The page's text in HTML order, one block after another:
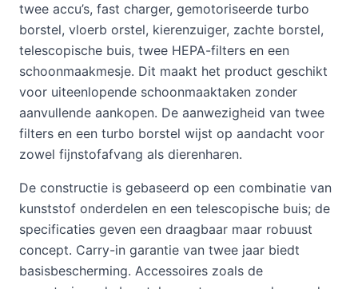
twee accu’s, fast charger, gemotoriseerde turbo
borstel, vloerb orstel, kierenzuiger, zachte borstel,
telescopische buis, twee HEPA-filters en een
schoonmaakmesje. Dit maakt het product geschikt
voor uiteenlopende schoonmaaktaken zonder
aanvullende aankopen. De aanwezigheid van twee
filters en een turbo borstel wijst op aandacht voor
zowel fijnstofafvang als dierenharen.
De constructie is gebaseerd op een combinatie van
kunststof onderdelen en een telescopische buis; de
specificaties geven een draagbaar maar robuust
concept. Carry-in garantie van twee jaar biedt
basisbescherming. Accessoires zoals de